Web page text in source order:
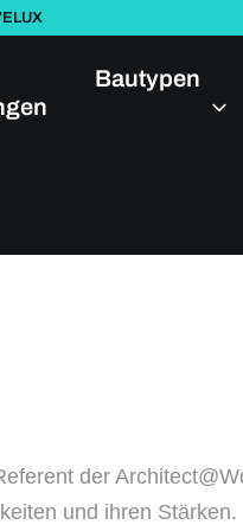
Bautypen
der
und ihren Stärken.